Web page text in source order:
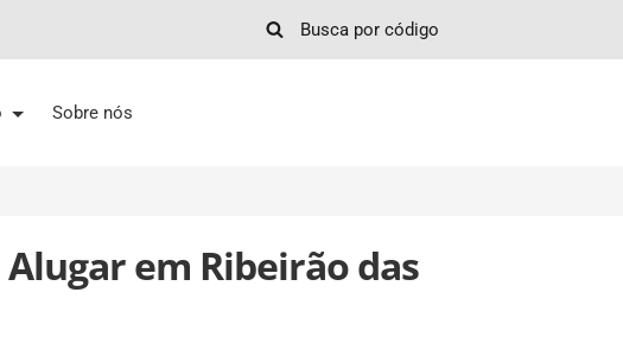
Sobre nós
em Ribeirão das